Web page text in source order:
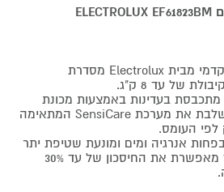
מכונת כביסה 8 ק"ג דגם ELECTROLUX EF61823BM
מכונת כביסה עם פתח קדמי מבית Electrolux מסדרת
מתכבסת בעדינות באמצעות מכונת
הכביסה המושלמת המשלבת את מערכת SensiCare המתאימה
לפי העומס.
אנרגיה ומים ומונעת שטיפת יתר
של פריטי הכביסה ובכך מאפשרת את החיסכון של עד 30%